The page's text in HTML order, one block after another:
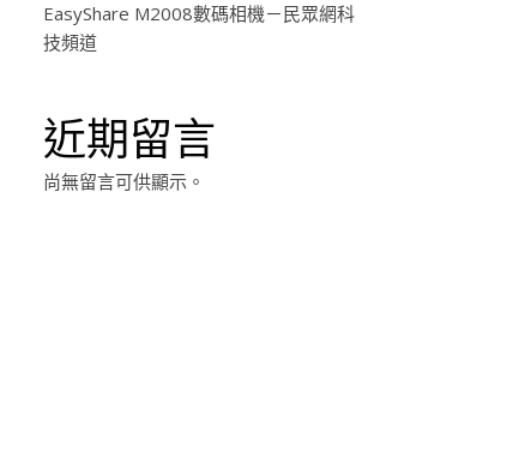
EasyShare M2008數碼相機－民眾網科
技頻道
近期留言
尚無留言可供顯示。